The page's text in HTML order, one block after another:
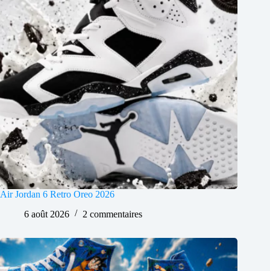
Air Jordan 6 Retro Oreo 2026
6 août 2026
2 commentaires